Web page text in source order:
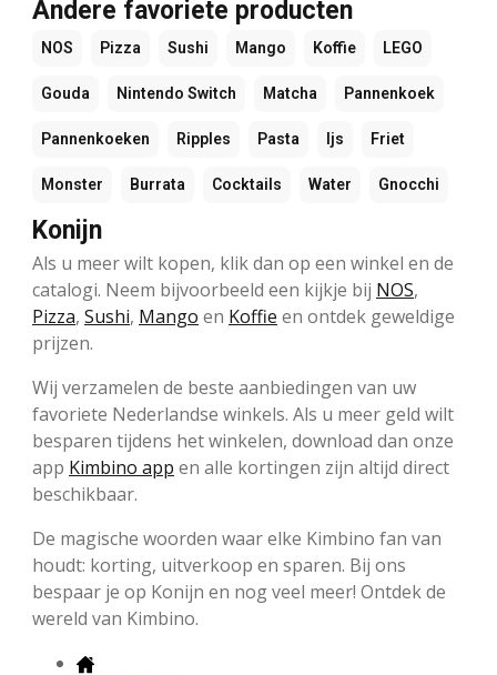
Andere favoriete producten
NOS Pizza Sushi Mango Koffie LEGO
Gouda Nintendo Switch Matcha Pannenkoek
Pannenkoeken Ripples Pasta Ijs Friet
Monster Burrata Cocktails Water Gnocchi
Konijn
Als u meer wilt kopen, klik dan op een winkel en de
catalogi. Neem bijvoorbeeld een kijkje bij NOS,
Pizza, Sushi, Mango en Koffie en ontdek geweldige
prijzen.
Wij verzamelen de beste aanbiedingen van uw
favoriete Nederlandse winkels. Als u meer geld wilt
besparen tijdens het winkelen, download dan onze
app Kimbino app en alle kortingen zijn altijd direct
beschikbaar.
De magische woorden waar elke Kimbino fan van
houdt: korting, uitverkoop en sparen. Bij ons
bespaar je op Konijn en nog veel meer! Ontdek de
wereld van Kimbino.